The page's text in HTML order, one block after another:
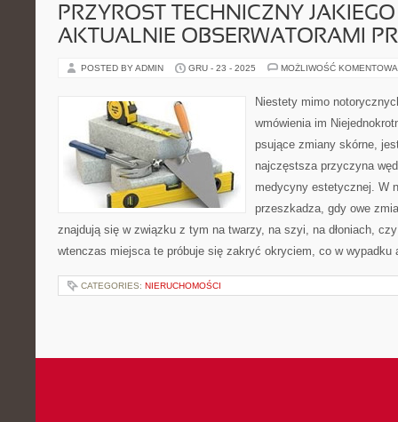
PRZYROST TECHNICZNY
AKTUALNIE OBSERWATORAMI
POSTED BY ADMIN GRU - 23 - 2025 MOŻLIWOŚĆ
Niestety mimo
wmówienia im
psujące zmiany skórne,
najczęstsza przyczyna
medycyny estetycznej. W
przeszkadza, gdy owe
znajdują się w związku z tym na twarzy, na szyi, na dłoniach,
wtenczas miejsca te próbuje się zakryć okryciem, co w
CATEGORIES: NIERUCHOMOŚCI